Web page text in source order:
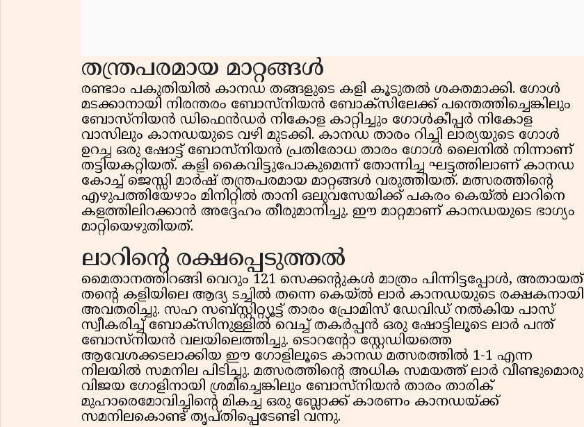
തന്ത്രപരമായ മാറ്റങ്ങൾ
രണ്ടാം പകുതിയിൽ കാനഡ തങ്ങളുടെ കളി കൂടുതൽ ശക്തമാക്കി. ഗോൾ
മടക്കാനായി നിരന്തരം ബോസ്നിയൻ ബോക്സിലേക്ക് പന്തെത്തിച്ചെങ്കിലും
ബോസ്നിയൻ ഡിഫെൻഡർ നികോള കാറ്റിച്ചും ഗോൾകീപ്പർ നികോള
വാസിലും കാനഡയുടെ വഴി മുടക്കി. കാനഡ താരം റിച്ചി ലാര്യയുടെ ഗോൾ
ഉറച്ച ഒരു ഷോട്ട് ബോസ്നിയൻ പ്രതിരോധ താരം ഗോൾ ലൈനിൽ നിന്നാണ്
തട്ടിയകറ്റിയത്. കളി കൈവിട്ടുപോകുമെന്ന് തോന്നിച്ച ഘട്ടത്തിലാണ് കാനഡ
കോച്ച് ജെസ്സി മാർഷ് തന്ത്രപരമായ മാറ്റങ്ങൾ വരുത്തിയത്. മത്സരത്തിന്റെ
എഴുപത്തിയേഴാം മിനിറ്റിൽ താനി ഒലുവസേയിക്ക് പകരം കെയ്‌ൽ ലാറിനെ
കളത്തിലിറക്കാൻ അദ്ദേഹം തീരുമാനിച്ചു. ഈ മാറ്റമാണ് കാനഡയുടെ ഭാഗ്യം
മാറ്റിയെഴുതിയത്.
ലാറിന്റെ രക്ഷപ്പെടുത്തൽ
മൈതാനത്തിറങ്ങി വെറും 121 സെക്കന്റുകൾ മാത്രം പിന്നിട്ടപ്പോൾ, അതായത്
തന്റെ കളിയിലെ ആദ്യ ടച്ചിൽ തന്നെ കെയ്‌ൽ ലാർ കാനഡയുടെ രക്ഷകനായി
അവതരിച്ചു. സഹ സബ്സ്റ്റിറ്റ്യൂട്ട് താരം പ്രോമിസ് ഡേവിഡ് നൽകിയ പാസ്
സ്വീകരിച്ച് ബോക്സിനുള്ളിൽ വെച്ച് തകർപ്പൻ ഒരു ഷോട്ടിലൂടെ ലാർ പന്ത്
ബോസ്നിയൻ വലയിലെത്തിച്ചു. ടൊറന്റോ സ്റ്റേഡിയത്തെ
ആവേശക്കടലാക്കിയ ഈ ഗോളിലൂടെ കാനഡ മത്സരത്തിൽ 1-1 എന്ന
നിലയിൽ സമനില പിടിച്ചു. മത്സരത്തിന്റെ അധിക സമയത്ത് ലാർ വീണ്ടുമൊരു
വിജയ ഗോളിനായി ശ്രമിച്ചെങ്കിലും ബോസ്നിയൻ താരം താരിക്
മുഹാരെമോവിച്ചിന്റെ മികച്ച ഒരു ബ്ലോക്ക് കാരണം കാനഡയ്ക്ക്
സമനിലകൊണ്ട് തൃപ്തിപ്പെടേണ്ടി വന്നു.